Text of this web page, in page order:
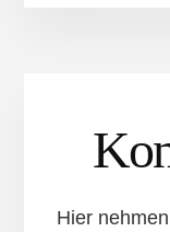
Hier